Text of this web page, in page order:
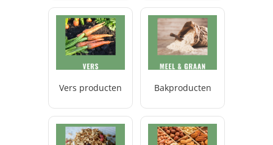
Vers producten Bakproducten